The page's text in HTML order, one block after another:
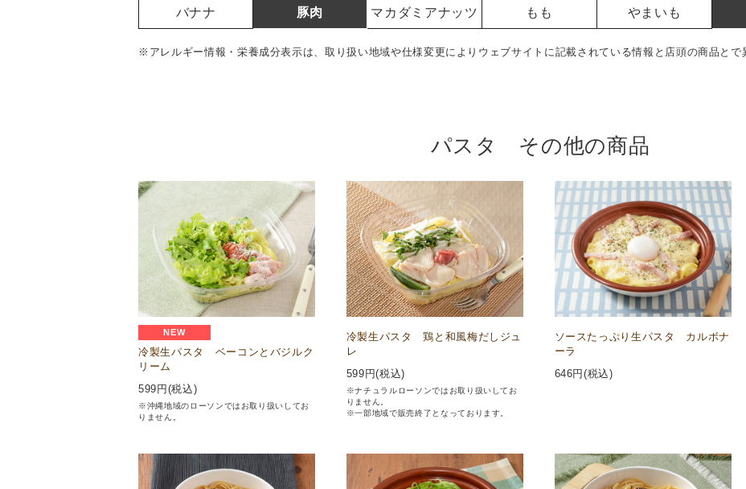
バナナ 豚肉 マカダミアナッツ もも やまいも
※アレルギー情報・栄養成分表示は、取り扱い地域や仕様変更によりウェブサイトに記載されている情報と店頭の商品とで
パスタ その他の商品
NEW
冷製生パスタ ベーコンとバジルク
リーム
599 円(税込)
※沖縄地域のローソンではお取り扱いしてお
りません。
冷製生パスタ 鶏と和風梅だしジュ
レ
599 円(税込)
※ナチュラルローソンではお取り扱いしてお
りません。
※一部地域で販売終了となっております。
ソースたっぷり生パスタ カルボナ
ーラ
646円(税込)